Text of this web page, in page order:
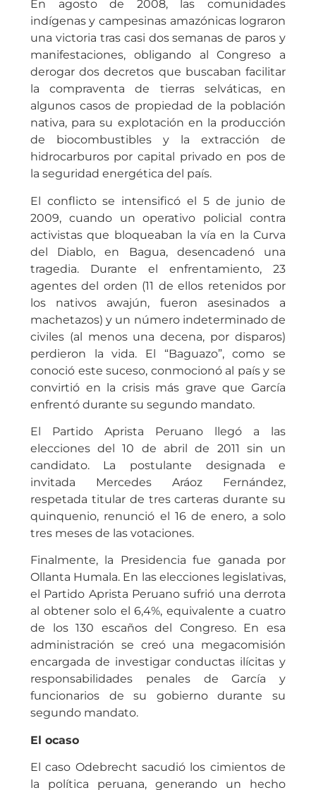
En agosto de 2008, las comunidades
indígenas y campesinas amazónicas lograron
una victoria tras casi dos semanas de paros y
manifestaciones, obligando al Congreso a
derogar dos decretos que buscaban facilitar
la compraventa de tierras selváticas, en
algunos casos de propiedad de la población
nativa, para su explotación en la producción
de biocombustibles y la extracción de
hidrocarburos por capital privado en pos de
la seguridad energética del país.
El conflicto se intensificó el 5 de junio de
2009, cuando un operativo policial contra
activistas que bloqueaban la vía en la Curva
del Diablo, en Bagua, desencadenó una
tragedia. Durante el enfrentamiento, 23
agentes del orden (11 de ellos retenidos por
los nativos awajún, fueron asesinados a
machetazos) y un número indeterminado de
civiles (al menos una decena, por disparos)
perdieron la vida. El “Baguazo”, como se
conoció este suceso, conmocionó al país y se
convirtió en la crisis más grave que García
enfrentó durante su segundo mandato.
El Partido Aprista Peruano llegó a las
elecciones del 10 de abril de 2011 sin un
candidato. La postulante designada e
invitada Mercedes Aráoz Fernández,
respetada titular de tres carteras durante su
quinquenio, renunció el 16 de enero, a solo
tres meses de las votaciones.
Finalmente, la Presidencia fue ganada por
Ollanta Humala. En las elecciones legislativas,
el Partido Aprista Peruano sufrió una derrota
al obtener solo el 6,4%, equivalente a cuatro
de los 130 escaños del Congreso. En esa
administración se creó una megacomisión
encargada de investigar conductas ilícitas y
responsabilidades penales de García y
funcionarios de su gobierno durante su
segundo mandato.
El ocaso
El caso Odebrecht sacudió los cimientos de
la política peruana, generando un hecho